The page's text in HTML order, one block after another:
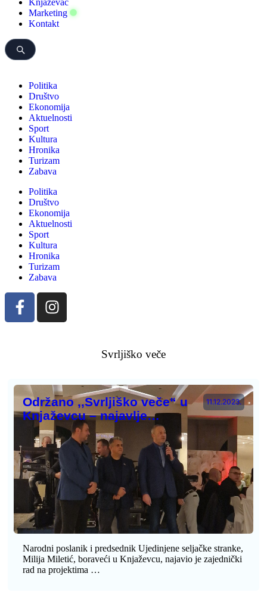
Marketing
Kontakt
Politika
Društvo
Ekonomija
Aktuelnosti
Sport
Kultura
Hronika
Turizam
Zabava
Politika
Društvo
Ekonomija
Aktuelnosti
Sport
Kultura
Hronika
Turizam
Zabava
Svrljiško veče
11.12.2023.
Održano ,,Svrljiško veče“ u
Knjaževcu – najavlje…
Narodni poslanik i predsednik Ujedinjene seljačke stranke,
Milija Miletić, boraveći u Knjaževcu, najavio je zajednički
rad na projektima …